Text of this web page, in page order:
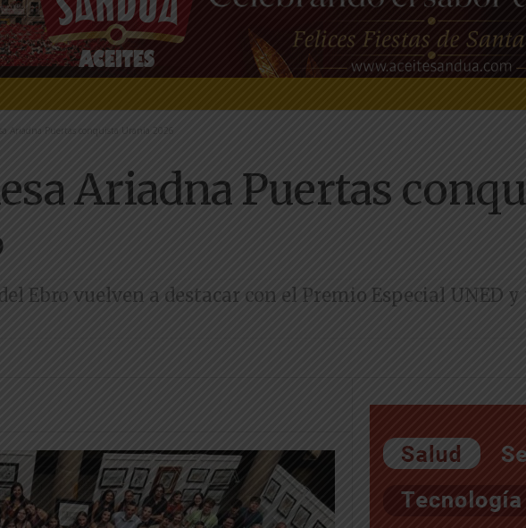
Ariadna Puertas conquista Urania 2026
Ariadna Puertas
Ebro vuelven a destacar con el Premio Especial UNED y